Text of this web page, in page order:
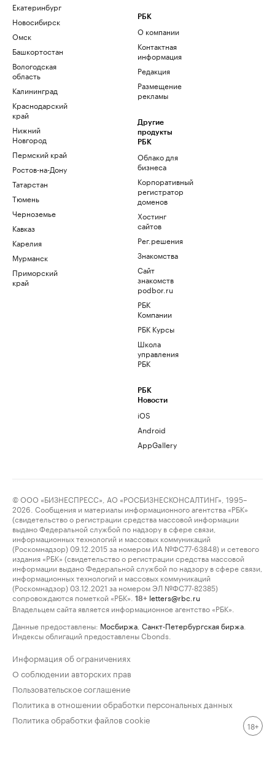
Екатеринбург
Новосибирск
Омск
Башкортостан
Вологодская
область
Калининград
Краснодарский
край
Нижний
Новгород
Пермский край
Ростов-на-Дону
Татарстан
Тюмень
Черноземье
Кавказ
Карелия
Мурманск
Приморский
край
РБК
О компании
Контактная
информация
Редакция
Размещение
рекламы
Другие
продукты
РБК
Облако для
бизнеса
Корпоративный
регистратор
доменов
Хостинг
сайтов
Рег.решения
Знакомства
Сайт
знакомств
podbor.ru
РБК
Компании
РБК Курсы
Школа
управления
РБК
РБК
Новости
iOS
Android
AppGallery
© ООО «БИЗНЕСПРЕСС», АО «РОСБИЗНЕСКОНСАЛТИНГ», 1995–
2026. Сообщения и материалы информационного агентства «РБК»
(свидетельство о регистрации средства массовой информации
выдано Федеральной службой по надзору в сфере связи,
информационных технологий и массовых коммуникаций
(Роскомнадзор) 09.12.2015 за номером ИА №ФС77-63848) и сетевого
издания «РБК» (свидетельство о регистрации средства массовой
информации выдано Федеральной службой по надзору в сфере связи,
информационных технологий и массовых коммуникаций
(Роскомнадзор) 03.12.2021 за номером ЭЛ №ФС77-82385)
сопровождаются пометкой «РБК».
18+ letters@rbc.ru
Владельцем сайта является информационное агентство «РБК».
Данные предоставлены: Мосбиржа Санкт-Петербургская биржа
Индексы облигаций предоставлены Cbonds.
Информация об ограничениях
О соблюдении авторских прав
Пользовательское соглашение
Политика в отношении обработки персональных данных
Политика обработки файлов cookie
18+